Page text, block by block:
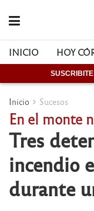
INICIO HOY
Inicio Sucesos
En el monte
Tres
incendio
durante